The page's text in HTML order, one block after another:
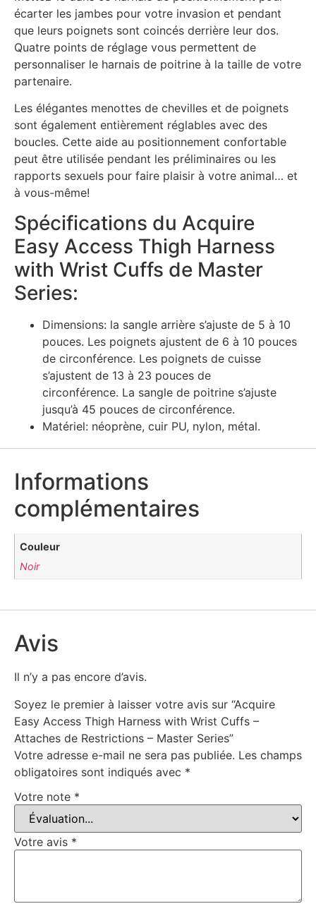
écarter les jambes pour votre invasion et pendant
que leurs poignets sont coincés derrière leur dos.
Quatre points de réglage vous permettent de
personnaliser le harnais de poitrine à la taille de votre
partenaire.
Les élégantes menottes de chevilles et de poignets
sont également entièrement réglables avec des
boucles. Cette aide au positionnement confortable
peut être utilisée pendant les préliminaires ou les
rapports sexuels pour faire plaisir à votre animal… et
à vous-même!
Spécifications du Acquire
Easy Access Thigh Harness
with Wrist Cuffs de Master
Series:
Dimensions: la sangle arrière s’ajuste de 5 à 10
pouces. Les poignets ajustent de 6 à 10 pouces
de circonférence. Les poignets de cuisse
s’ajustent de 13 à 23 pouces de
circonférence. La sangle de poitrine s’ajuste
jusqu’à 45 pouces de circonférence.
Matériel: néoprène, cuir PU, nylon, métal.
Informations
complémentaires
Couleur
Noir
Avis
Il n’y a pas encore d’avis.
Soyez le premier à laisser votre avis sur “Acquire
Easy Access Thigh Harness with Wrist Cuffs –
Attaches de Restrictions – Master Series”
Votre adresse e-mail ne sera pas publiée. Les champs
obligatoires sont indiqués avec *
Votre note *
Votre avis *